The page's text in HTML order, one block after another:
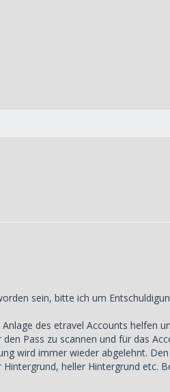
sein, bitte ich um
des etravel Accounts helfen
Pass zu scannen und für das
wird immer wieder abgelehnt.
heller Hintergrund etc.